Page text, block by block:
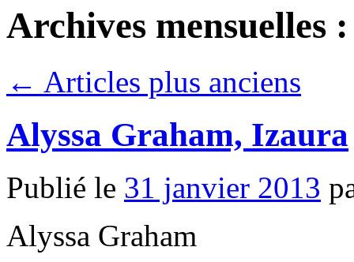
Archives mensuelles
← Articles plus anciens
Alyssa Graham, Izaura
Publié le 31 janvier 2013
Alyssa Graham